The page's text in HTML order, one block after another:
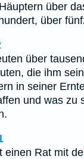
über
über
über
die ihm
in seiner
und was zu
einen Rat mit